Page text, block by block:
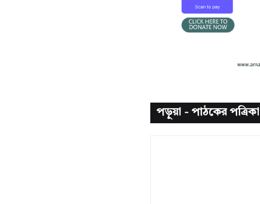
পড়ুয়া - পাঠকের পত্রিকা